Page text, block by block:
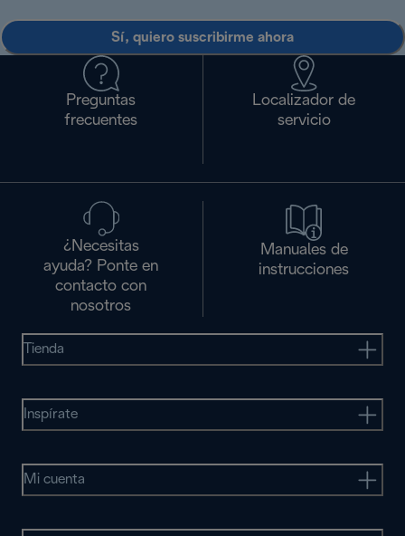
Sí, quiero suscribirme ahora
Preguntas
frecuentes
Localizador de
servicio
¿Necesitas
ayuda? Ponte en
contacto con
nosotros
Manuales de
instrucciones
Tienda
Inspírate
Mi cuenta